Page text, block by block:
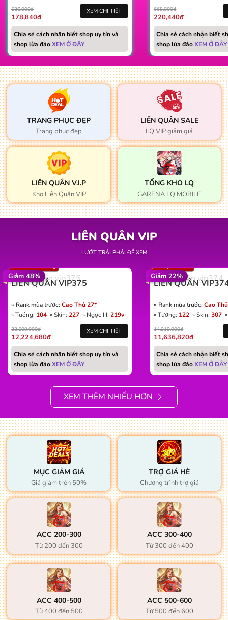
526,000đ
178,840đ
XEM CHI TIẾT
Chia sẻ cách nhận biết shop uy tín và
shop lừa đảoXEM Ở ĐÂY
668,000đ
220,440đ
Chia sẻ cách nhận biết
shop lừa đảoXEM Ở ĐÂY
TRANG PHỤC ĐẸP
Trang phục đẹp
LIÊN QUÂN SALE
LQ VIP giảm giá
LIÊN QUÂN V.I.P
Kho Liên Quân VIP
TỔNG KHO LQ
GARENA LQ MOBILE
LIÊN QUÂN VIP
LƯỚT TRÁI PHẢI ĐỂ XEM
Giảm 48%
Mác chiến tướng
LIÊN QUÂN VIP375
» Rank mùa trước:
Cao Thủ 27*
» Tướng: 104 » Skin: 227 » Ngọc III: 219v
23,509,000đ
12,224,680đ
XEM CHI TIẾT
Chia sẻ cách nhận biết shop uy tín và
shop lừa đảoXEM Ở ĐÂY
Giảm 22%
Win: 50%
Số trận: 8.464
LIÊN QUÂN
» Rank mùa trước:
» Tướng: 122 » Skin:307
14,919,000đ
11,636,820đ
Chia sẻ cách nhận biết
shop lừa đảoXEM Ở ĐÂY
XEM THÊM NHIỀU HƠN
MỤC GIẢM GIÁ
Giá giảm trên 50%
TRỢ GIÁ HÈ
Chương trình trợ giá
ACC 200-300
Từ 200 đến 300
ACC 300-400
Từ 300 đến 400
ACC 400-500
Từ 400 đến 500
ACC 500-600
Từ 500 đến 600